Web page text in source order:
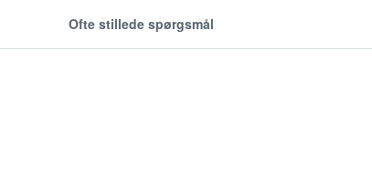
Ofte stillede spørgsmål